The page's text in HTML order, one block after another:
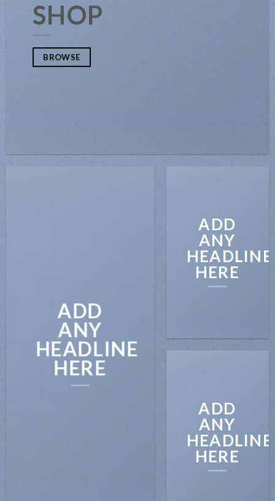
SHOP
BROWSE
ADD
ANY
HEADLINE
HERE
ADD
ANY
HEADLINE
HERE
ADD
ANY
HEADLINE
HERE